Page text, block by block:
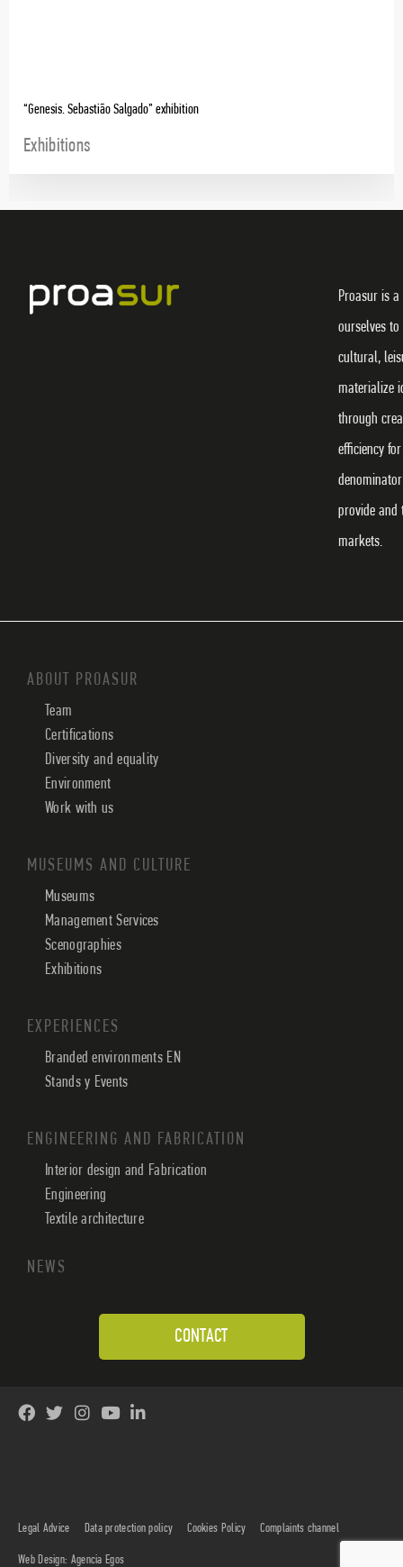
“Genesis. Sebastião Salgado” exhibition
Exhibitions
Proasur is
ourselves
cultural,
materialize
through
efficiency
provide and
markets.
ABOUT PROASUR
Team
Certifications
Diversity and equality
Environment
Work with us
MUSEUMS AND CULTURE
Museums
Management Services
Scenographies
Exhibitions
EXPERIENCES
Branded environments EN
Stands y Events
ENGINEERING AND FABRICATION
Interior design and Fabrication
Engineering
Textile architecture
NEWS
CONTACT
Legal Advice Data protection policy Cookies Policy Complaints channel
Web Design: Agencia Egos